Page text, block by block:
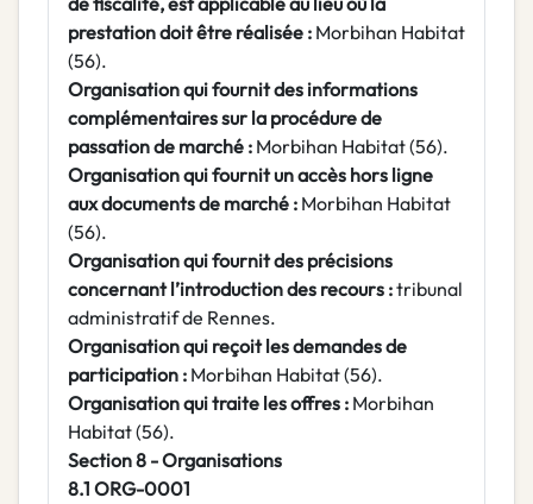
prestation doit être réalisée : Morbihan Habitat
(56).
Organisation qui fournit des informations
complémentaires sur la procédure de
passation de marché : Morbihan Habitat (56).
Organisation qui fournit un accès hors ligne
aux documents de marché : Morbihan Habitat
(56).
Organisation qui fournit des précisions
concernant l’introduction des recours :tribunal
administratif de Rennes.
Organisation qui reçoit les demandes de
participation : Morbihan Habitat (56).
Organisation qui traite les offres : Morbihan
Habitat (56).
Section 8 - Organisations
8.1 ORG-0001